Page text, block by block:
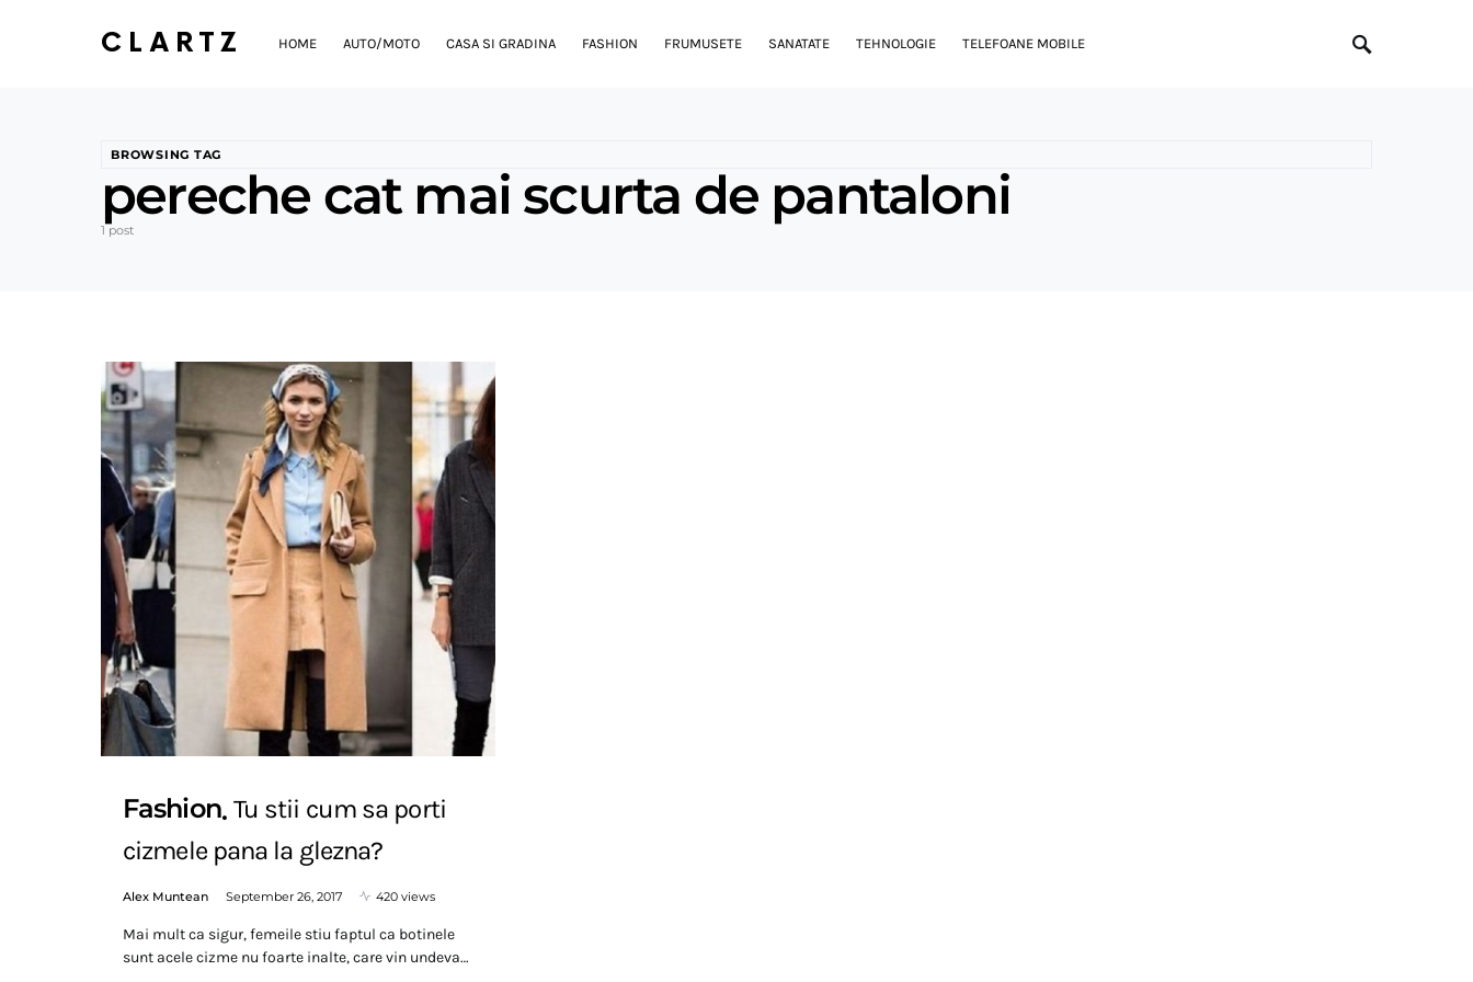
CLARTZ HOME AUTO/MOTO CASA SI GRADINA FASHION FRUMUSETE SANATATE TEHNOLOGIE TELEFOANE MOBILE
BROWSING TAG
pereche cat mai scurta de pantaloni
1 post
Fashion Tu stii cum sa porti
cizmele pana la glezna?
Alex Muntean September 26, 2017 420 views
Mai mult ca sigur, femeile stiu faptul ca botinele
sunt acele cizme nu foarte inalte, care vin undeva…